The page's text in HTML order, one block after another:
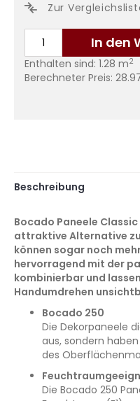
In den
Enthalten sind: 1.28 m2
Berechneter Preis:
Zur
Beschreibung
Bocado Paneele Classic
attraktive Alternative
können sogar noch
hervorragend mit der
kombinierbar und
Handumdrehen
Bocado 250
Die Dekorpaneele
aus, sondern
des
Die Bocado 250